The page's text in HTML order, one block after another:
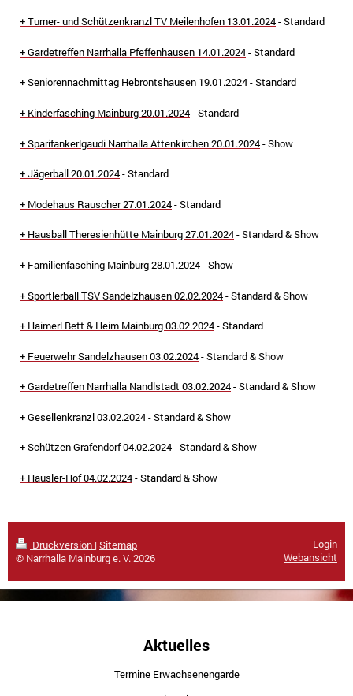
+ Turner- und Schützenkranzl TV Meilenhofen 13.01.2024- Standard
+ Gardetreffen Narrhalla Pfeffenhausen 14.01.2024- Standard
+ Seniorennachmittag Hebrontshausen 19.01.2024- Standard
+ Kinderfasching Mainburg20.01.2024- Standard
+ Sparifankerlgaudi Narrhalla Attenkirchen 20.01.2024- Show
+ Jägerball20.01.2024- Standard
+ Modehaus Rauscher27.01.2024- Standard
+ Hausball Theresienhütte Mainburg27.01.2024- Standard & Show
+ Familienfasching Mainburg28.01.2024- Show
+ Sportlerball TSV Sandelzhausen 02.02.2024- Standard & Show
+ Haimerl Bett & Heim Mainburg 03.02.2024- Standard
+ Feuerwehr Sandelzhausen 03.02.2024- Standard & Show
+ Gardetreffen Narrhalla Nandlstadt 03.02.2024- Standard & Show
+ Gesellenkranzl 03.02.2024- Standard & Show
+ Schützen Grafendorf 04.02.2024- Standard & Show
+ Hausler-Hof 04.02.2024- Standard & Show
Druckversion | Sitemap
© Narrhalla Mainburg e. V. 2026
Login
Webansicht
Aktuelles
Termine Erwachsenengarde